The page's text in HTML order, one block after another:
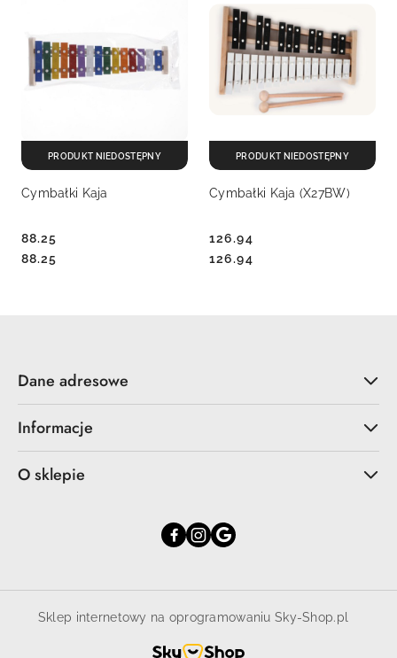
Cymbałki Kaja
Cena:
88.25
Cena:
88.25
PRODUKT NIEDOSTĘPNY
Cymbałki Kaja (X27BW)
Cena:
126.94
Cena:
126.94
PRODUKT NIEDOSTĘPNY
Dane adresowe
Informacje
O sklepie
Sklep internetowy na oprogramowaniu Sky-Shop.pl